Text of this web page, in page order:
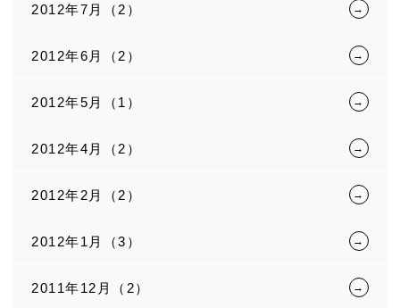
2012年7月（2）
2012年6月（2）
2012年5月（1）
2012年4月（2）
2012年2月（2）
2012年1月（3）
2011年12月（2）